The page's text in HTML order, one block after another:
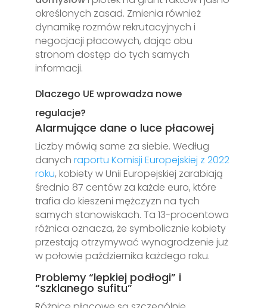
określonych zasad. Zmienia również
dynamikę rozmów rekrutacyjnych i
negocjacji płacowych, dając obu
stronom dostęp do tych samych
informacji.
Dlaczego UE wprowadza nowe
regulacje?
Alarmujące dane o luce płacowej
Liczby mówią same za siebie. Według
danychraportu Komisji Europejskiej z 2022
roku, kobiety w Unii Europejskiej zarabiają
średnio 87 centów za każde euro, które
trafia do kieszeni mężczyzn na tych
samych stanowiskach. Ta 13-procentowa
różnica oznacza, że symbolicznie kobiety
przestają otrzymywać wynagrodzenie już
w połowie października każdego roku.
Problemy “lepkiej podłogi” i
“szklanego sufitu”